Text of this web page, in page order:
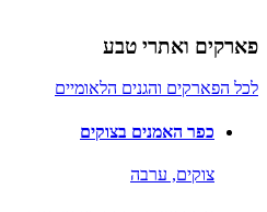
פארקים ואתרי טבע
לכל הפארקים והגנים הלאומיים
כפר האמנים בצוקים
צוקים, ערבה